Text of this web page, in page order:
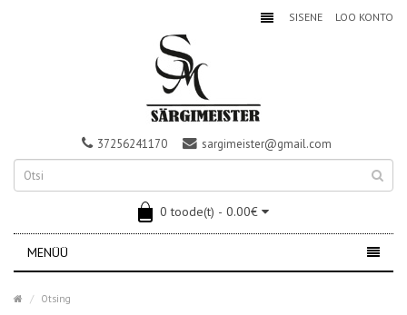
SISENE LOO KONTO
37256241170 sargimeister@gmail.com
0 toode(t) - 0.00€
MENÜÜ
Otsing